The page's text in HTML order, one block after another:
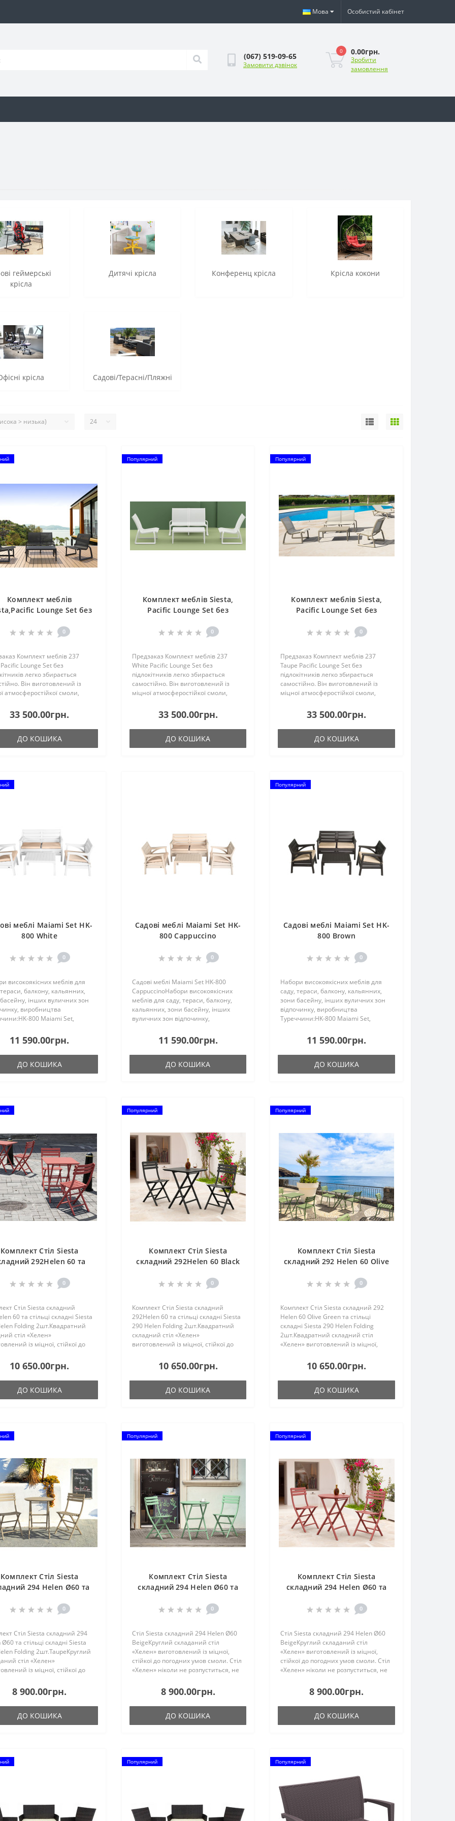
Мова Особистий кабінет
(067) 519-09-65
Замовити дзвінок
0 0.00грн.
Зробити
замовлення
геймерські
крісла
Дитячі крісла Конференц крісла Крісла кокони
крісла Садові/Терасні/Пляжні
Комплект меблів
Lounge Set без
0
Комплект меблів 237
Lounge Set без
легко збирається
Він виготовлений із
атмосферостійкої смоли,
Batyline від Serge
каркас ніколи
33 500.00грн.
ДО КОШИКА
Популярний
Комплект меблів Siesta,
Pacific Lounge Set без
0
Предзаказ Комплект меблів 237
White Pacific Lounge Set без
підлокітників легко збирається
самостійно. Він виготовлений із
міцної атмосферостійкої смоли,
тканини Batyline від Serge
Ferrari.Неметалічний каркас ніколи
не ..
33 500.00грн.
ДО КОШИКА
Популярний
Комплект меблів Siesta,
Pacific Lounge Set без
0
Предзаказ Комплект меблів 237
Taupe Pacific Lounge Set без
підлокітників легко збирається
самостійно. Він виготовлений із
міцної атмосферостійкої смоли,
тканини Batyline від Serge
Ferrari.Неметалічний каркас ніколи
не ..
33 500.00грн.
ДО КОШИКА
меблі Maiami Set HK-
800 White
0
високоякісних меблів для
балкону, кальянних,
інших вуличних зон
виробництва
800 Maiami Set,
Софа 2-х місна - 1 шт., -
- 1 шт.Крісло: 0,79 м ..
11 590.00грн.
ДО КОШИКА
Садові меблі Maiami Set HK-
800 Cappuccino
0
Садові меблі Maiami Set HK-800
CappuccinoНабори високоякісних
меблів для саду, тераси, балкону,
кальянних, зони басейну, інших
вуличних зон відпочинку,
Maiami Set, складається з: - Крісла - 2
шт., - Диван/Софа 2-х місна..
11 590.00грн.
ДО КОШИКА
Популярний
Садові меблі Maiami Set HK-
800 Brown
0
Набори високоякісних меблів для
саду, тераси, балкону, кальянних,
зони басейну, інших вуличних зон
відпочинку, виробництва
Туреччини:HK-800 Maiami Set,
Диван/Софа 2-х місна - 1 шт., -
Столик - 1 шт.Крісло: 0,79 м ..
11 590.00грн.
ДО КОШИКА
Комплект Стіл Siesta
292Helen 60 та
Helen Folding 2шт.
0
Стіл Siesta складний
60 та стільці складні Siesta
Folding 2шт.Квадратний
стіл «Хелен»
із міцної, стійкої до
не розпуститься, не заіржавіє
зіпсується. Він..
10 650.00грн.
ДО КОШИКА
Популярний
Комплект Стіл Siesta
складний 292Helen 60 Black
Helen Folding 2шт.
0
Комплект Стіл Siesta складний
292Helen 60 та стільці складні Siesta
290 Helen Folding 2шт.Квадратний
складний стіл «Хелен»
виготовлений із міцної, стійкої до
ніколи не розпуститься, не заіржавіє
та не зіпсується. Він..
10 650.00грн.
ДО КОШИКА
Популярний
Комплект Стіл Siesta
складний 292 Helen 60 Olive
Siesta 290 Helen Folding 2шт.
0
Комплект Стіл Siesta складний 292
Helen 60 Olive Green та стільці
складні Siesta 290 Helen Folding
2шт.Квадратний складний стіл
«Хелен» виготовлений із міцної,
«Хелен» ніколи не розпуститься, не
заіржавіє та не зі..
10 650.00грн.
ДО КОШИКА
Комплект Стіл Siesta
294 Helen Ø60 та
Folding 2шт.Taupe
0
Стіл Siesta складний 294
та стільці складні Siesta
Folding 2шт.TaupeКруглий
стіл «Хелен»
із міцної, стійкої до
не розпуститься, не заіржавіє
зіпсується..
8 900.00грн.
ДО КОШИКА
Популярний
Комплект Стіл Siesta
складний 294 Helen Ø60 та
Helen Folding 2шт.Opaline
0
Стіл Siesta складний 294 Helen Ø60
BeigeКруглий складаний стіл
«Хелен» виготовлений із міцної,
стійкої до погодних умов смоли. Стіл
«Хелен» ніколи не розпуститься, не
захищений від ультрафіолетового
випромінювання, що ..
8 900.00грн.
ДО КОШИКА
Популярний
Комплект Стіл Siesta
складний 294 Helen Ø60 та
Helen Folding 2шт.
0
Стіл Siesta складний 294 Helen Ø60
BeigeКруглий складаний стіл
«Хелен» виготовлений із міцної,
стійкої до погодних умов смоли. Стіл
«Хелен» ніколи не розпуститься, не
захищений від ультрафіолетового
випромінювання, що ..
8 900.00грн.
ДО КОШИКА
Популярний Популярний